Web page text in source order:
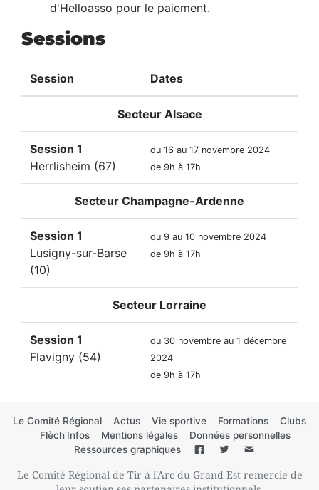
d'Helloasso pour le paiement.
Sessions
Session Dates
Secteur Alsace
Session 1
Herrlisheim (67)
du 16 au 17 novembre 2024
de 9h à 17h
Secteur Champagne-Ardenne
Session 1
Lusigny-sur-Barse
(10)
du 9 au 10 novembre 2024
de 9h à 17h
Secteur Lorraine
Session 1
Flavigny (54)
du 30 novembre au 1 décembre
2024
de 9h à 17h
Le Comité Régional Actus Vie sportive Formations
Clubs
Flèch'Infos
Mentions légales
Données personnelles
Ressources graphiques
Le Comité Régional de Tir à l'Arc du Grand Est remercie de